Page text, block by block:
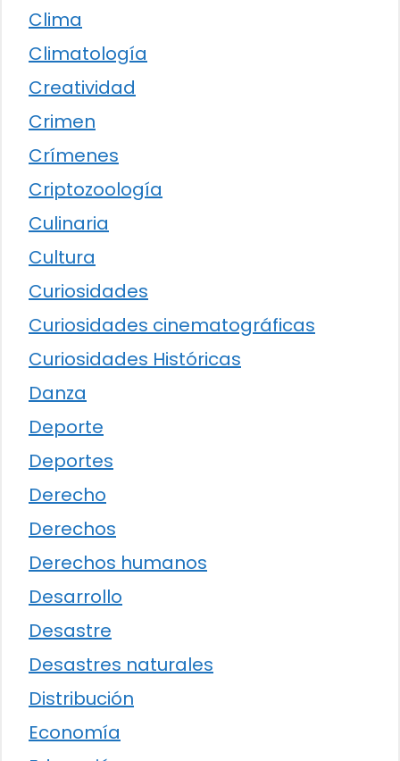
Clima
Climatología
Creatividad
Crimen
Crímenes
Criptozoología
Culinaria
Cultura
Curiosidades
Curiosidades cinematográficas
Curiosidades Históricas
Danza
Deporte
Deportes
Derecho
Derechos
Derechos humanos
Desarrollo
Desastre
Desastres naturales
Distribución
Economía